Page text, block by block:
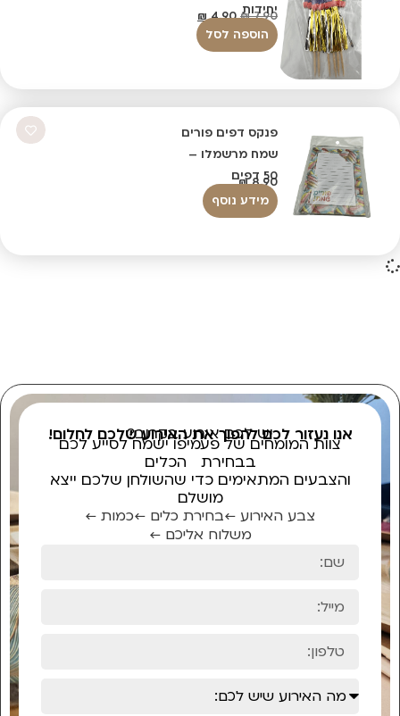
יחידות
₪7.90
₪4.90
הוספה לסל
פנקס דפים פורים
שמח מרשמלו –
50 דפים
₪8.90
מידע נוסף
יש לכם אירוע בקרוב?
אנו נעזור לכם להפוך את האירוע שלכם לחלום!
צוות המומחים של פעמיפו ישמח לסייע לכם
בבחירת הכלים
והצבעים המתאימים כדי שהשולחן שלכם ייצא
מושלם
צבע האירוע ←בחירת כלים ←כמות ←
משלוח אליכם ←